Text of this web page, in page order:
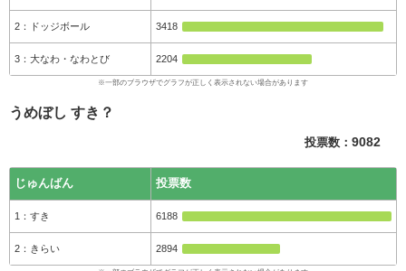
ドッジボール 3418
大なわ・なわとび 2204
うめぼし すき？
投票数： 9082
じゅんばん 投票数
すき 6188
きらい 2894